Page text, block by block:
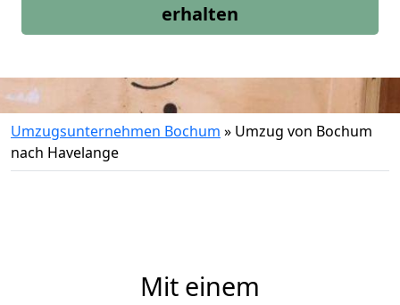
erhalten
Umzugsunternehmen Bochum » Umzug von Bochum
nach Havelange
Mit einem